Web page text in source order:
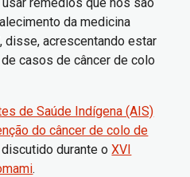
da medicina
disse, acrescentando estar
casos de câncer de colo
de Saúde Indígena (AIS)
do câncer de colo de
durante oXVI
.